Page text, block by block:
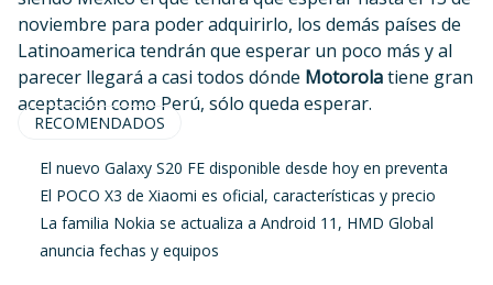
noviembre para poder adquirirlo, los demás países de
Latinoamerica tendrán que esperar un poco más y al
parecer llegará a casi todos dónde Motorolatiene gran
aceptación como Perú, sólo queda esperar.
RECOMENDADOS
El nuevo Galaxy S20 FE disponible desde hoy en preventa
El POCO X3 de Xiaomi es oficial, características y precio
La familia Nokia se actualiza a Android 11, HMD Global
anuncia fechas y equipos